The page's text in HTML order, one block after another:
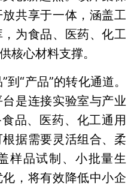
共享于一体，涵盖工
为食品、医药、化工
核心材料支撑。
到“产品”的转化通道。
是连接实验室与产业
品、医药、化工通用
据需要灵活组合、柔
样品试制、小批量生
，将有效降低中小企